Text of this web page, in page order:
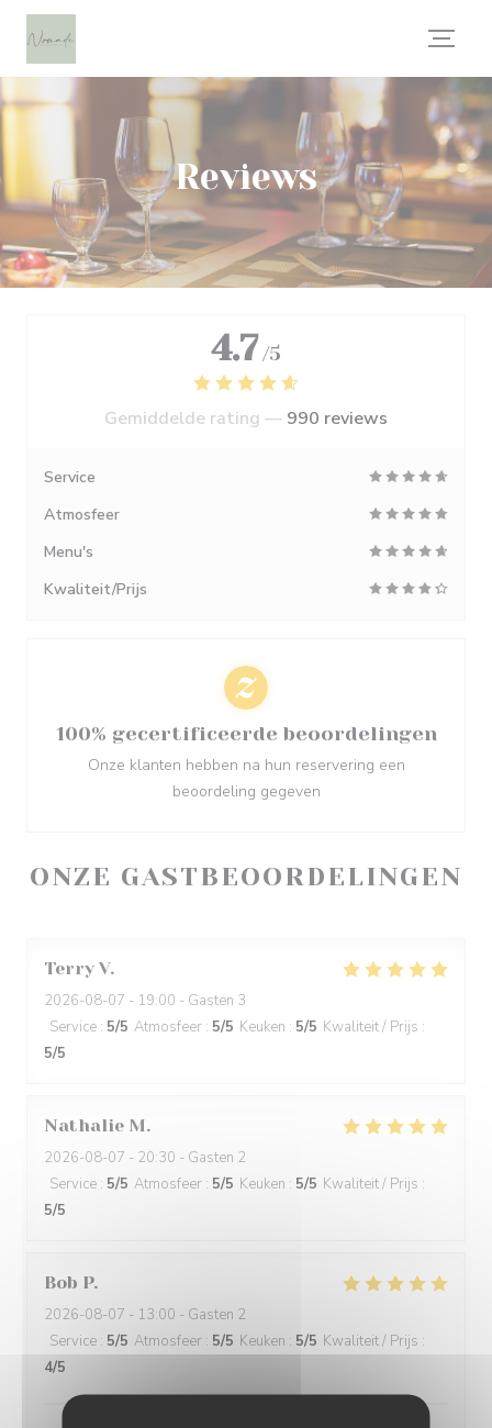
Cookies beheer paneel
Reviews
ONZE GASTBEOORDELINGEN
Terry V
2026-08-07 - 19:00 - Gasten 3
Service : 5/5 Atmosfeer : 5/5 Keuken : 5/5 Kwaliteit / Prijs :
5/5
Nathalie M
2026-08-07 - 20:30 - Gasten 2
Service : 5/5 Atmosfeer : 5/5 Keuken : 5/5 Kwaliteit / Prijs :
5/5
Bob P
2026-08-07 - 13:00 - Gasten 2
Service : 5/5 Atmosfeer : 5/5 Keuken : 5/5 Kwaliteit / Prijs :
4/5
4.7 /5
Gemiddelde rating — 990 reviews
Service
Atmosfeer
Menu's
Kwaliteit/Prijs
100% gecertificeerde beoordelingen
Onze klanten hebben na hun reservering een
beoordeling gegeven